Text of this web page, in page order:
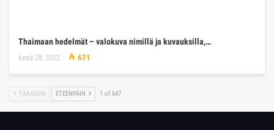
Thaimaan hedelmät – valokuva nimillä ja kuvauksilla,…
kesä 28, 2022 671
TAKAISIN ETEENPÄIN 1 of 647